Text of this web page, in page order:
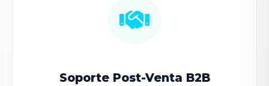
Soporte Post-Venta B2B